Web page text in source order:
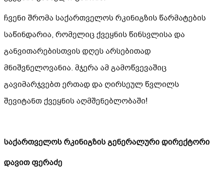
ჩვენი შრომა საქართველოს რკინიგზის წარმატების
საწინდარია, რომელიც ქვეყნის წინსვლისა და
განვითარებისთვის დღეს არსებითად
მნიშვნელოვანია. მჯერა ამ გამოწვევაშიც
გავიმარჯვებთ ერთად და ღირსეულ წვლილს
შევიტანთ ქვეყნის აღმშენებლობაში!
საქართველოს რკინიგზის გენერალური დირექტორი
დავით ფერაძე